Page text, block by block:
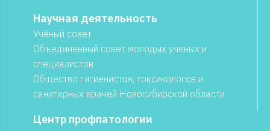
Научная деятельность
Учёный совет
Объединенный совет молодых ученых и
специалистов
Общество гигиенистов, токсикологов и
санитарных врачей Новосибирской области
Центр профпатологии